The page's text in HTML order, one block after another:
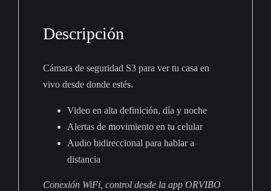
Descripción
Cámara de seguridad S3 para ver tu casa en
vivo desde donde estés.
Video en alta definición, día y noche
Alertas de movimiento en tu celular
Audio bidireccional para hablar a
distancia
Conexión WiFi, control desde la app ORVIBO